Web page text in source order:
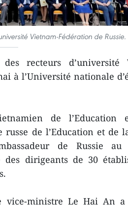
Vietnam-Fédération de Russie.
recteurs d’université
à l’Université nationale
de
de l’Education et de
de Russie au
dirigeants de 30
vice-ministre Le Hai An a